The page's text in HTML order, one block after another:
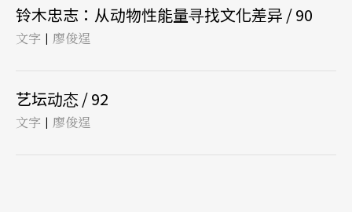
铃木忠志：从动物性能量寻找文化差异 / 90
文字 | 廖俊逞
艺坛动态 / 92
文字 | 廖俊逞